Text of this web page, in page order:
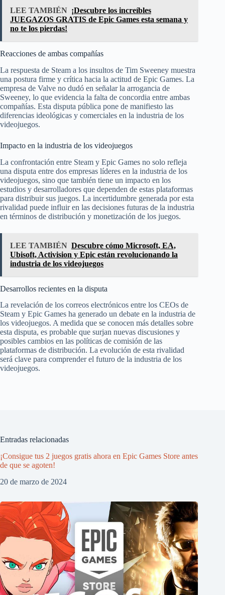
LEE TAMBIÉN ¡Descubre los increíbles
JUEGAZOS GRATIS de Epic Games esta semana y
no te los pierdas!
Reacciones de ambas compañías
La respuesta de Steam a los insultos de Tim Sweeney muestra
una postura firme y crítica hacia la actitud de Epic Games. La
empresa de Valve no dudó en señalar la arrogancia de
Sweeney, lo que evidencia la falta de concordia entre ambas
compañías. Esta disputa pública pone de manifiesto las
diferencias ideológicas y comerciales en la industria de los
videojuegos.
Impacto en la industria de los videojuegos
La confrontación entre Steam y Epic Games no solo refleja
una disputa entre dos empresas líderes en la industria de los
videojuegos, sino que también tiene un impacto en los
estudios y desarrolladores que dependen de estas plataformas
para distribuir sus juegos. La incertidumbre generada por esta
rivalidad puede influir en las decisiones futuras de la industria
en términos de distribución y monetización de los juegos.
LEE TAMBIÉN Descubre cómo Microsoft, EA,
Ubisoft, Activision y Epic están revolucionando la
industria de los videojuegos
Desarrollos recientes en la disputa
La revelación de los correos electrónicos entre los CEOs de
Steam y Epic Games ha generado un debate en la industria de
los videojuegos. A medida que se conocen más detalles sobre
esta disputa, es probable que surjan nuevas discusiones y
posibles cambios en las políticas de comisión de las
plataformas de distribución. La evolución de esta rivalidad
será clave para comprender el futuro de la industria de los
videojuegos.
Entradas relacionadas
¡Consigue tus 2 juegos gratis ahora en Epic Games Store antes
de que se agoten!
20 de marzo de 2024